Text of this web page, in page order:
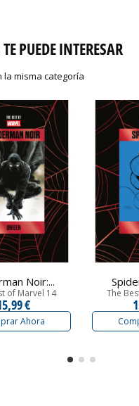
PUEDE INTERESAR
la misma categoría
Noir:...
of Marvel 14
€
Ahora
The